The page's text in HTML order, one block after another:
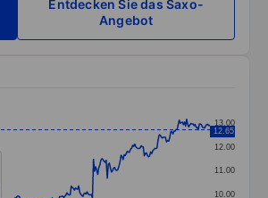
Entdecken Sie das Saxo-
Angebot
X axis displaying categories.
Y axis displaying values. Data 10.00
11.00
12.00
13.00
12.65